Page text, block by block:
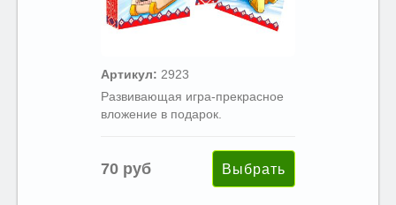
Артикул: 2923
Развивающая игра-прекрасное
вложение в подарок.
70 руб